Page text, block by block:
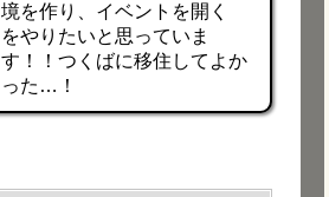
境を作り、イベントを開く
をやりたいと思っていま
す！！つくばに移住してよか
った…！